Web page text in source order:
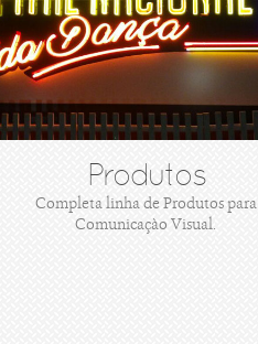
Produtos
Completa linha de Produtos para
Comunicaçào Visual.